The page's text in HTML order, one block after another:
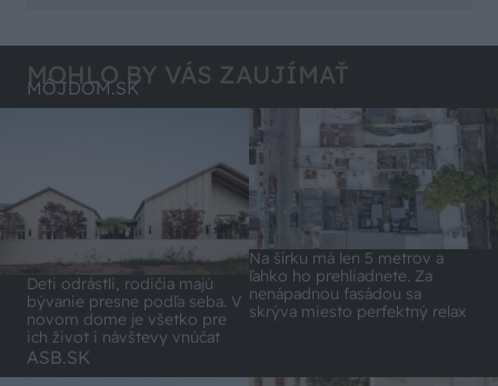
MOHLO BY VÁS ZAUJÍMAŤ
MÔJDOM.SK
Deti odrástli, rodičia majú
bývanie presne podľa seba. V
novom dome je všetko pre
ich život i návštevy vnúčat
Na šírku má len 5 metrov a
ľahko ho prehliadnete. Za
nenápadnou fasádou sa
skrýva miesto perfektný relax
ASB.SK